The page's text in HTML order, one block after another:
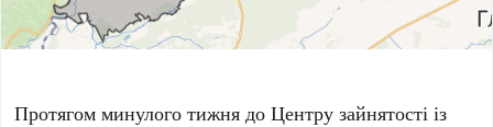
Протягом минулого тижня до Центру зайнятості із